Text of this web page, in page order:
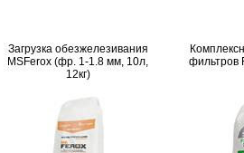
Загрузка обезжелезивания
MSFerox (фр. 1-1.8 мм, 10л,
12кг)
фильтров